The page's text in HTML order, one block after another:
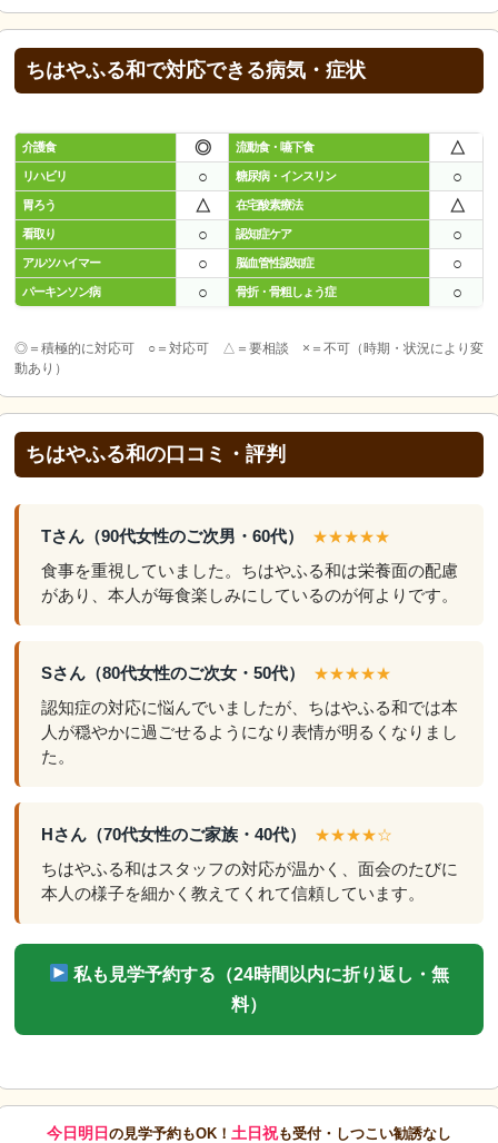
ちはやふる和で対応できる病気・症状
介護食 ◎ 流動食・嚥下食 △
リハビリ ○ 糖尿病・インスリン ○
胃ろう △ 在宅酸素療法 △
看取り ○ 認知症ケア ○
アルツハイマー ○ 脳血管性認知症 ○
パーキンソン病 ○ 骨折・骨粗しょう症 ○
◎＝積極的に対応可 ○＝対応可 △＝要相談 ×＝不可（時期・状況により変
動あり）
ちはやふる和の口コミ・評判
Tさん（90代女性のご次男・60代） ★★★★★
食事を重視していました。ちはやふる和は栄養面の配慮
があり、本人が毎食楽しみにしているのが何よりです。
Sさん（80代女性のご次女・50代） ★★★★★
認知症の対応に悩んでいましたが、ちはやふる和では本
人が穏やかに過ごせるようになり表情が明るくなりまし
た。
Hさん（70代女性のご家族・40代） ★★★★☆
ちはやふる和はスタッフの対応が温かく、面会のたびに
本人の様子を細かく教えてくれて信頼しています。
私も見学予約する（24時間以内に折り返し・無
料）
今日明日 の見学予約もOK！ 土日祝も受付・しつこい勧誘なし